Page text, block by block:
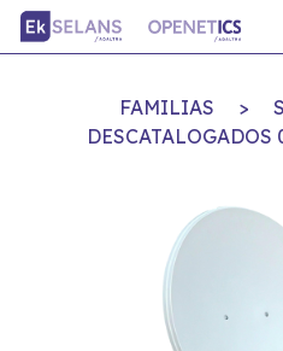
FAMILIAS >
DESCATALOGADOS